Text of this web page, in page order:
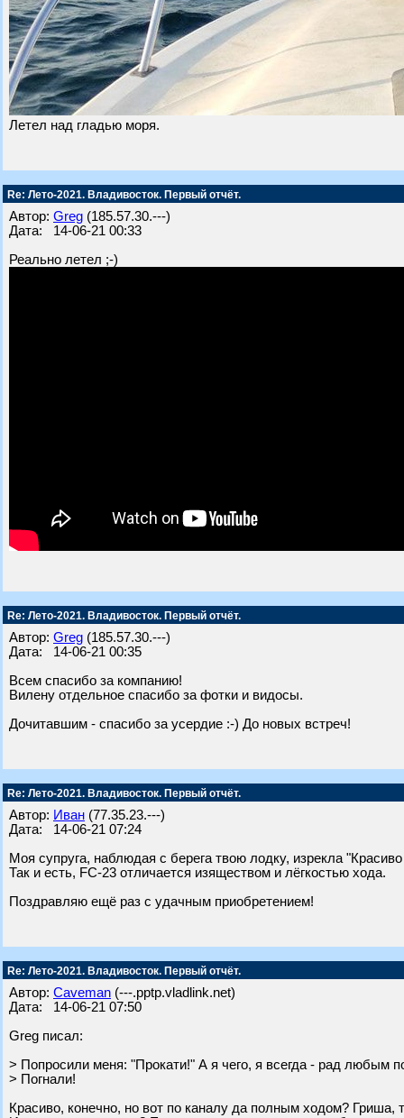
Летел над гладью моря.
Re: Лето-2021. Владивосток. Первый отчёт.
Автор: Greg (185.57.30.---)
Дата: 14-06-21 00:33
Реально летел ;-)
Re: Лето-2021. Владивосток. Первый отчёт.
Автор: Greg (185.57.30.---)
Дата: 14-06-21 00:35
Всем спасибо за компанию!
Вилену отдельное спасибо за фотки и видосы.
Дочитавшим - спасибо за усердие :-) До новых встреч!
Re: Лето-2021. Владивосток. Первый отчёт.
Автор: Иван (77.35.23.---)
Дата: 14-06-21 07:24
Моя супруга, наблюдая с берега твою лодку, изрекла
Так и есть, FC-23 отличается изяществом и лёгкостью хода.
Поздравляю ещё раз с удачным приобретением!
Re: Лето-2021. Владивосток. Первый отчёт.
Автор: Caveman (---.pptp.vladlink.net)
Дата: 14-06-21 07:50
Greg писал:
> Попросили меня: "Прокати!" А я чего, я всегда - рад любым
> Погнали!
Красиво, конечно, но вот по каналу да полным ходом? Гриша,